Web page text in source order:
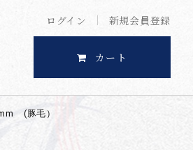
ログイン 新規会員登録
カート
(豚毛）